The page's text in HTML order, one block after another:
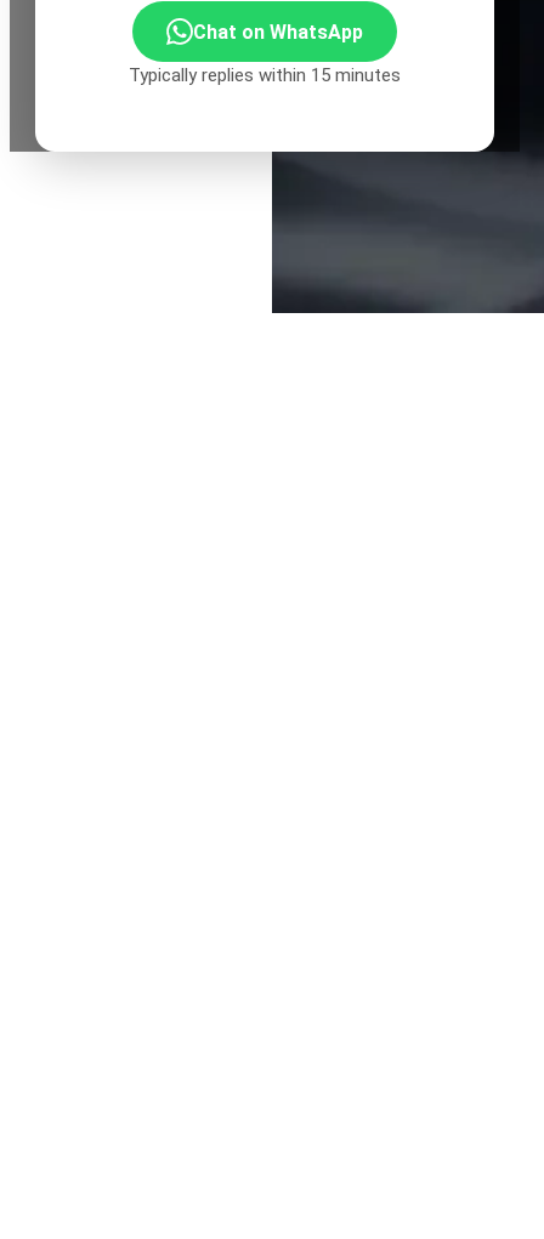
Chat on WhatsApp
Typically replies within 15 minutes